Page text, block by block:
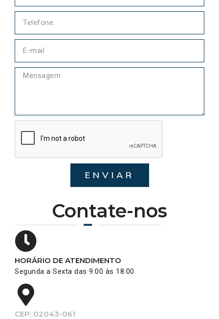
Contate-nos
HORÁRIO DE ATENDIMENTO
Segunda a Sexta das 9:00 às 18:00
CEP: 02043-061
ENVIAR